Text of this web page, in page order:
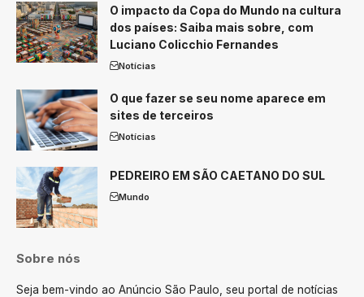
O impacto da Copa do Mundo na cultura
dos países: Saiba mais sobre, com
Luciano Colicchio Fernandes
Notícias
O que fazer se seu nome aparece em
sites de terceiros
Notícias
PEDREIRO EM SÃO CAETANO DO SUL
Mundo
Sobre nós
Seja bem-vindo ao Anúncio São Paulo, seu portal de notícias